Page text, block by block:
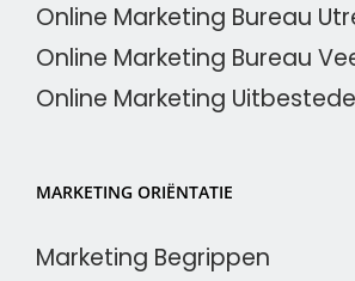
Online Marketing Bureau
Online Marketing Bureau
Online Marketing
MARKETING ORIËNTATIE
Marketing Begrippen